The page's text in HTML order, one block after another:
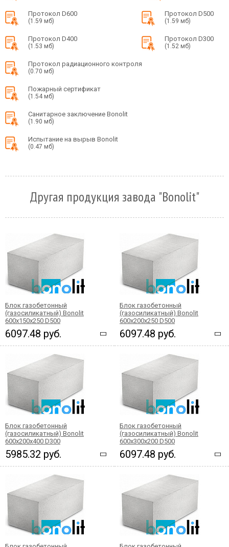
Протокол D600
(1.59 мб)
Протокол D500
(1.59 мб)
Протокол D400
(1.53 мб)
Протокол D300
(1.52 мб)
Протокол радиационного контроля
(0.70 мб)
Пожарный сертификат
(1.54 мб)
Санитарное заключение Bonolit
(1.90 мб)
Испытание на вырыв Bonolit
(0.47 мб)
Другая продукция завода "Bonolit"
Блок газобетонный
(газосиликатный) Bonolit
600x150x250 D500
6097.48 руб.
Блок газобетонный
(газосиликатный) Bonolit
600x200x250 D500
6097.48 руб.
Блок газобетонный
(газосиликатный) Bonolit
600x200x400 D300
5985.32 руб.
Блок газобетонный
(газосиликатный) Bonolit
600x300x200 D500
6097.48 руб.